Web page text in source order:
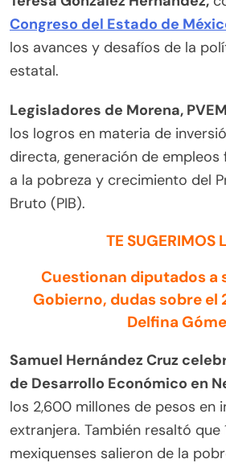
Congreso del Estado de
los avances y desafíos de la
estatal.
Legisladores de Morena,
los logros en materia de
directa, generación de
a la pobreza y crecimiento del
Bruto (PIB).
TE SUGERIMOS
Cuestionan diputados a
Gobierno, dudas sobre el
Delfina
Samuel Hernández Cruz
de Desarrollo Económico en
los 2,600 millones de pesos en
extranjera. También resaltó que
mexiquenses salieron de la